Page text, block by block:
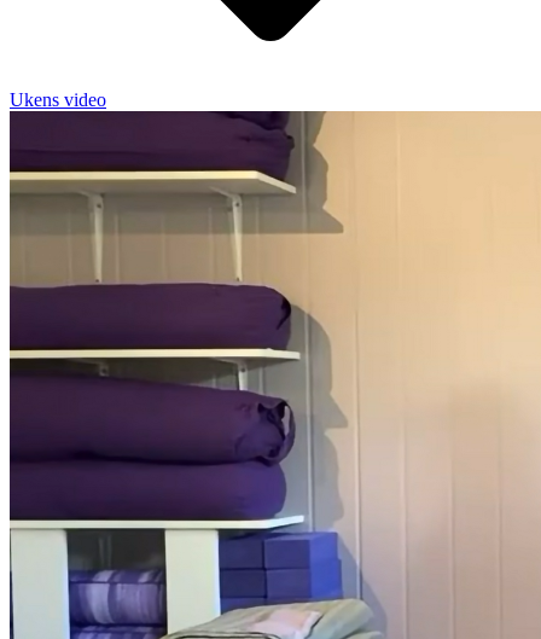
Ukens video